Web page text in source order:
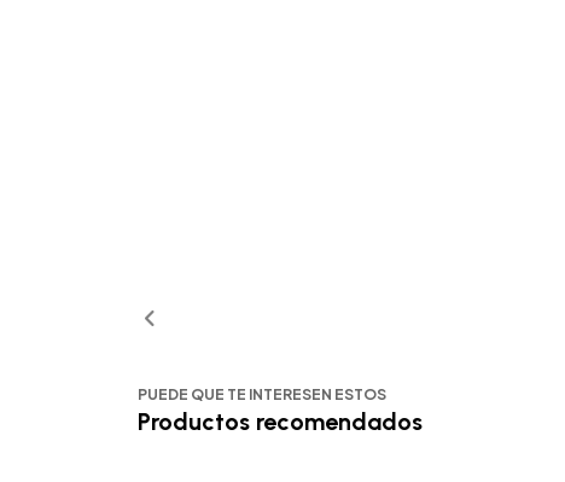
PUEDE QUE TE INTERESEN ESTOS
Productos recomendados